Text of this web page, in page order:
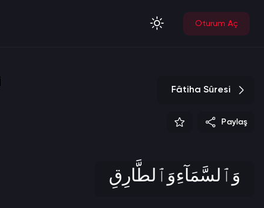
Oturum Aç
Fâtiha Sûresi
Paylaş
وَٱلسَّمَآءِ وَٱلطَّارِقِ